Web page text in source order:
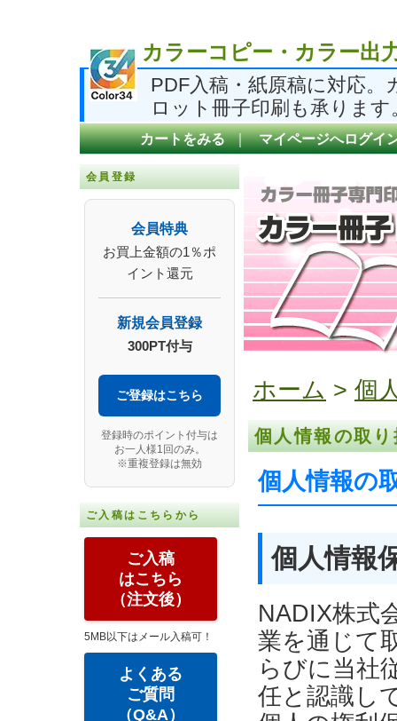
カラーコピー・カラー出
PDF入稿・紙原稿に対応
ロット冊子印刷も承ります
カートをみる ｜ マイページへログイ
会員登録
会員特典
お買上金額の1％ポ
イント還元
新規会員登録
300PT付与
ご登録はこちら
登録時のポイント付与は
お一人様1回のみ。
※重複登録は無効
ご入稿はこちらから
ご入稿
はこちら
（注文後）
5MB以下はメール入稿可！
よくある
ご質問
（Q&A）
ホーム > 個
個人情報の取
個人情報の
個人情報
NADIX株式
業を通じて
らびに当社
任と認識し